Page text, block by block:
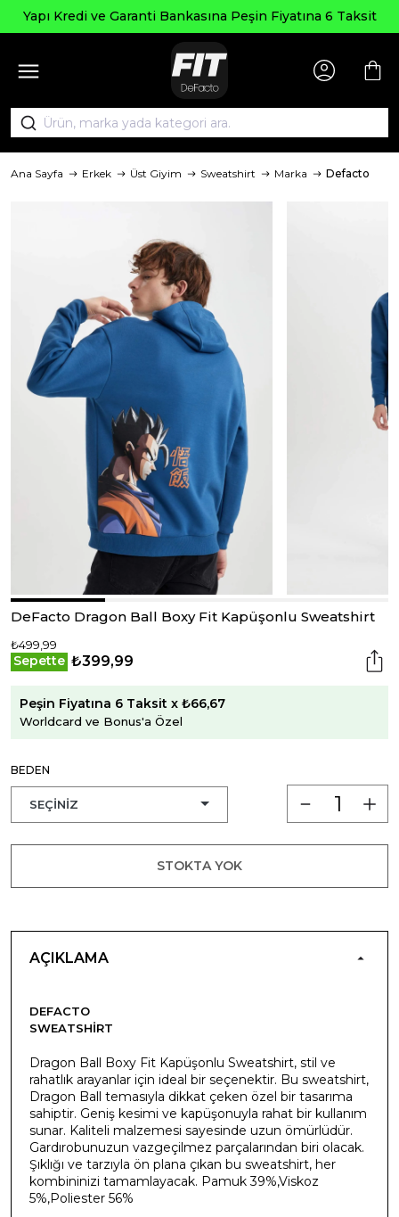
Yapı Kredi ve Garanti Bankasına Peşin Fiyatına 6 Taksit
Ana Sayfa Erkek Üst Giyim Sweatshirt Marka Defacto
DeFacto Dragon Ball Boxy Fit Kapüşonlu Sweatshirt
₺499,99
Sepette ₺399,99
Peşin Fiyatına 6 Taksit x ₺66,67
Worldcard ve Bonus'a Özel
BEDEN
STOKTA YOK
AÇIKLAMA
DEFACTO
SWEATSHIRT
Dragon Ball Boxy Fit Kapüşonlu Sweatshirt, stil ve
rahatlık arayanlar için ideal bir seçenektir. Bu sweatshirt,
Dragon Ball temasıyla dikkat çeken özel bir tasarıma
sahiptir. Geniş kesimi ve kapüşonuyla rahat bir kullanım
sunar. Kaliteli malzemesi sayesinde uzun ömürlüdür.
Gardırobunuzun vazgeçilmez parçalarından biri olacak.
Şıklığı ve tarzıyla ön plana çıkan bu sweatshirt, her
kombininizi tamamlayacak. Pamuk 39%,Viskoz
5%,Poliester 56%